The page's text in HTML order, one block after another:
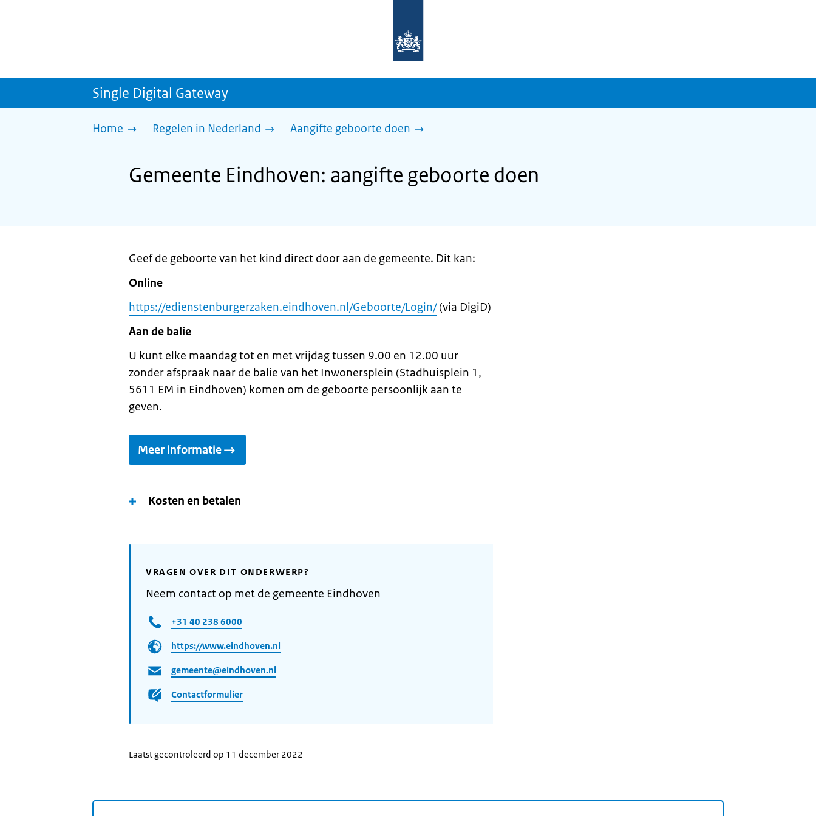
homepage
sdg.rijksoverheid.nl
Single Digital Gateway
Home Regelen in Nederland Aangifte geboorte doen
Gemeente Eindhoven: aangifte geboorte doen
Geef de geboorte van het kind direct door aan de gemeente. Dit kan:
Online
https://edienstenburgerzaken.eindhoven.nl/Geboorte/Login/(via DigiD)
Aan de balie
U kunt elke maandag tot en met vrijdag tussen 9.00 en 12.00 uur
zonder afspraak naar de balie van het Inwonersplein (Stadhuisplein 1,
5611 EM in Eindhoven) komen om de geboorte persoonlijk aan te
geven.
Meer informatie
Kosten en betalen
VRAGEN OVER DIT ONDERWERP?
Neem contact op met de gemeente Eindhoven
+31 40 238 6000
https://www.eindhoven.nl
gemeente@eindhoven.nl
Contactformulier
Laatst gecontroleerd op 11 december 2022